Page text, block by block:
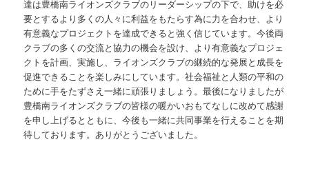
達は豊橋南ライオンズクラブのリーダーシップの下で、助けを必
要とするより多くの人々に利益をもたらす為に力を合わせ、より
有意義なプロジェクトを達成できると強く信じています。今後両
クラブの多くの交流と協力の機会を設け、より有意義なプロジェ
クトを計画、実施し、ライオンズクラブの継続的な発展と成長を
促進できることを楽しみにしています。社会福祉と人類の平和の
ために手をたずさえ一緒に頑張りましょう。最後になりましたが
豊橋南ライオンズクラブの皆様の暖かいおもてなしに改めて感謝
を申し上げるとともに、今後も一緒に共同事業を行えることを期
待しております。ありがとうございました。